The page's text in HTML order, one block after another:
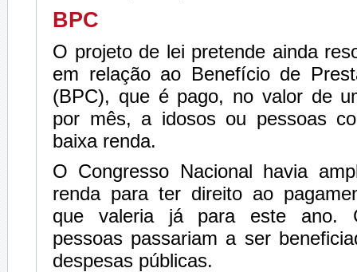
BPC
O projeto de lei pretende ainda
em relação ao Benefício de
(BPC), que é pago, no valor de
por mês, a idosos ou pessoas
baixa renda.
O Congresso Nacional havia
renda para ter direito ao
que valeria já para este ano.
pessoas passariam a ser
despesas públicas.